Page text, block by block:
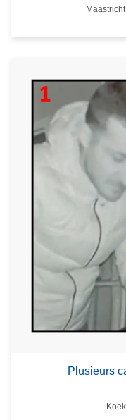
Standort
Plusieurs